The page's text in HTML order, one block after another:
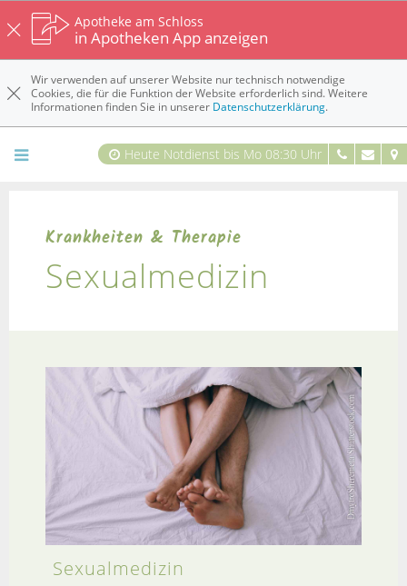
Apotheke am Schloss
in Apotheken App anzeigen
Wir verwenden auf unserer Website nur technisch notwendige
Cookies, die für die Funktion der Website erforderlich sind. Weitere
Informationen finden Sie in unserer Datenschutzerklärung.
Heute Notdienst bis Mo 08:30 Uhr
Krankheiten & Therapie
Sexualmedizin
Sexualmedizin